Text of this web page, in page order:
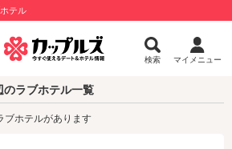
テル
検索 マイメニュー
のラブホテル一覧
ブホテルがあります